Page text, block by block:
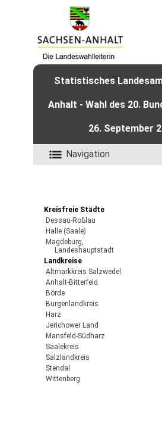
Statistisches
Anhalt - Wahl des 20.
26. September
Navigation
Kreisfreie Städte
Dessau-Roßlau
Halle (Saale)
Magdeburg,
Landeshauptstadt
Landkreise
Altmarkkreis Salzwedel
Anhalt-Bitterfeld
Börde
Burgenlandkreis
Harz
Jerichower Land
Mansfeld-Südharz
Saalekreis
Salzlandkreis
Stendal
Wittenberg